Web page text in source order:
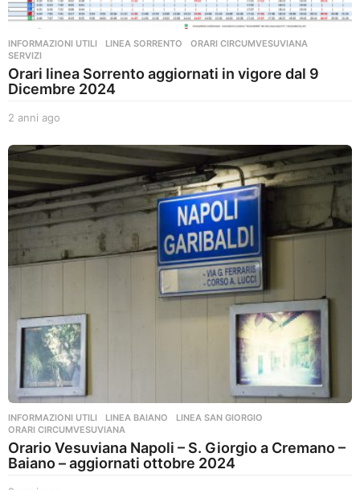
INFORMAZIONI UTILI ,LINEA SORRENTO ,ORARI CIRCUMVESUVIANA
SERVIZI
Orari linea Sorrento aggiornati in vigore dal 9
Dicembre 2024
2 anni ago
n
n
i
a
g
o
INFORMAZIONI UTILI ,LINEA BAIANO ,LINEA SAN GIORGIO
ORARI CIRCUMVESUVIANA
Orario Vesuviana Napoli – S. Giorgio a Cremano –
Baiano – aggiornati ottobre 2024